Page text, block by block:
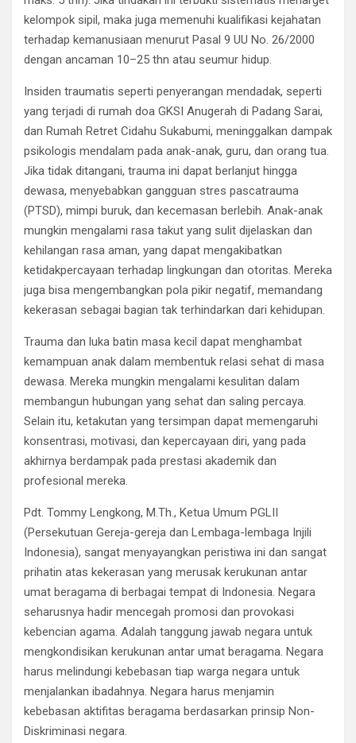
kelompok sipil, maka juga memenuhi kualifikasi kejahatan
terhadap kemanusiaan menurut Pasal 9 UU No. 26/2000
dengan ancaman 10–25 thn atau seumur hidup.
Insiden traumatis seperti penyerangan mendadak, seperti
yang terjadi di rumah doa GKSI Anugerah di Padang Sarai,
dan Rumah Retret Cidahu Sukabumi, meninggalkan dampak
psikologis mendalam pada anak-anak, guru, dan orang tua.
Jika tidak ditangani, trauma ini dapat berlanjut hingga
dewasa, menyebabkan gangguan stres pascatrauma
(PTSD), mimpi buruk, dan kecemasan berlebih. Anak-anak
mungkin mengalami rasa takut yang sulit dijelaskan dan
kehilangan rasa aman, yang dapat mengakibatkan
ketidakpercayaan terhadap lingkungan dan otoritas. Mereka
juga bisa mengembangkan pola pikir negatif, memandang
kekerasan sebagai bagian tak terhindarkan dari kehidupan.
Trauma dan luka batin masa kecil dapat menghambat
kemampuan anak dalam membentuk relasi sehat di masa
dewasa. Mereka mungkin mengalami kesulitan dalam
membangun hubungan yang sehat dan saling percaya.
Selain itu, ketakutan yang tersimpan dapat memengaruhi
konsentrasi, motivasi, dan kepercayaan diri, yang pada
akhirnya berdampak pada prestasi akademik dan
profesional mereka.
Pdt. Tommy Lengkong, M.Th., Ketua Umum PGLII
(Persekutuan Gereja-gereja dan Lembaga-lembaga Injili
Indonesia), sangat menyayangkan peristiwa ini dan sangat
prihatin atas kekerasan yang merusak kerukunan antar
umat beragama di berbagai tempat di Indonesia. Negara
seharusnya hadir mencegah promosi dan provokasi
kebencian agama. Adalah tanggung jawab negara untuk
mengkondisikan kerukunan antar umat beragama. Negara
harus melindungi kebebasan tiap warga negara untuk
menjalankan ibadahnya. Negara harus menjamin
kebebasan aktifitas beragama berdasarkan prinsip Non-
Diskriminasi negara.